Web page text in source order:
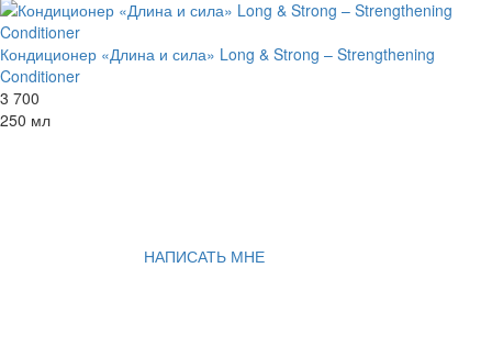
Кондиционер «Длина и сила» Long & Strong – Strengthening
Conditioner
3 700
250 мл
НАПИСАТЬ МНЕ